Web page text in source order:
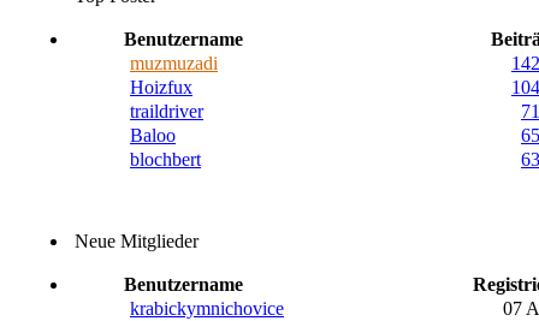
Benutzername
muzmuzadi
Hoizfux
traildriver
Baloo
blochbert
Neue Mitglieder
Benutzername
krabickymnichovice
07